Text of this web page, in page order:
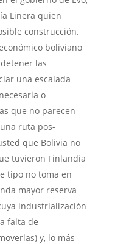
Linera quien
construcción.
boliviano
las
una escalada
o
que no parecen
ruta pos-
que Bolivia no
tuvieron Finlandia
tipo no toma en
mayor reserva
industrialización
falta de
y, lo más